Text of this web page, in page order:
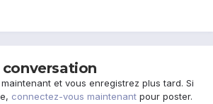
et vous enregistrez plus tard. Si
connectez-vous maintenant pour poster.